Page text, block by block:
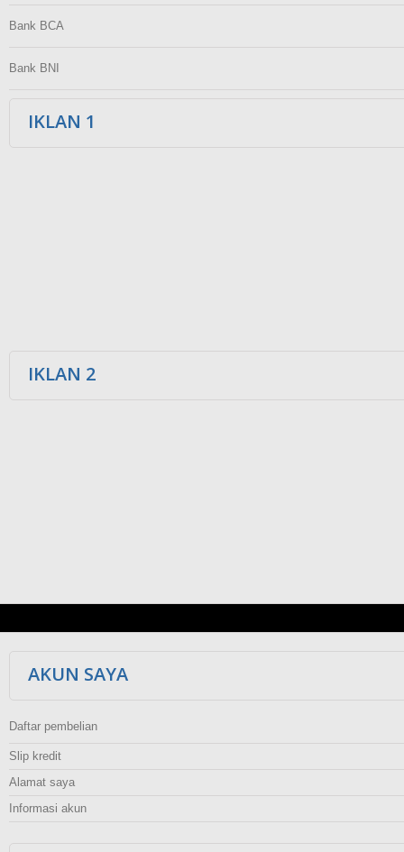
Bank BCA
Bank BNI
IKLAN 1
IKLAN 2
AKUN SAYA
Daftar pembelian
Slip kredit
Alamat saya
Informasi akun